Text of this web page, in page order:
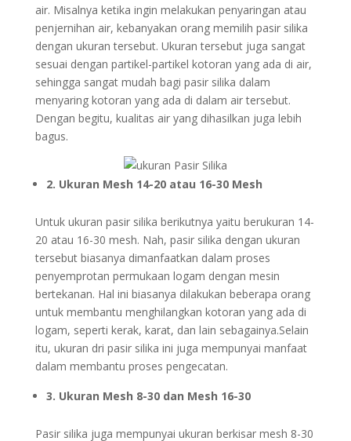
air. Misalnya ketika ingin melakukan penyaringan atau
penjernihan air, kebanyakan orang memilih pasir silika
dengan ukuran tersebut. Ukuran tersebut juga sangat
sesuai dengan partikel-partikel kotoran yang ada di air,
sehingga sangat mudah bagi pasir silika dalam
menyaring kotoran yang ada di dalam air tersebut.
Dengan begitu, kualitas air yang dihasilkan juga lebih
bagus.
2. Ukuran Mesh 14-20 atau 16-30 Mesh
Untuk ukuran pasir silika berikutnya yaitu berukuran 14-
20 atau 16-30 mesh. Nah, pasir silika dengan ukuran
tersebut biasanya dimanfaatkan dalam proses
penyemprotan permukaan logam dengan mesin
bertekanan. Hal ini biasanya dilakukan beberapa orang
untuk membantu menghilangkan kotoran yang ada di
logam, seperti kerak, karat, dan lain sebagainya.Selain
itu, ukuran dri pasir silika ini juga mempunyai manfaat
dalam membantu proses pengecatan.
3. Ukuran Mesh 8-30 dan Mesh 16-30
Pasir silika juga mempunyai ukuran berkisar mesh 8-30